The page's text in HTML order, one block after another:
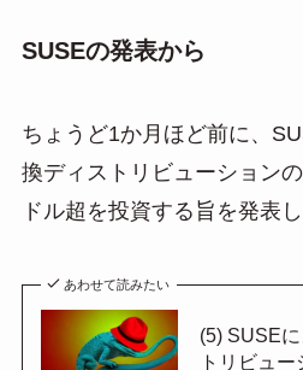
SUSEの発表から
ちょうど1か月ほど前に、
換ディストリビューション
ドル超を投資する旨を発表し
あわせて読みたい
(5) SUSE
トリビュ